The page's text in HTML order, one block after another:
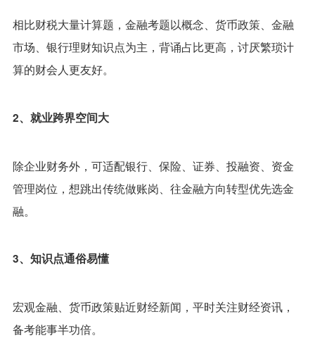
相比财税大量计算题，金融考题以概念、货币政策、金融
市场、银行理财知识点为主，背诵占比更高，讨厌繁琐计
算的财会人更友好。
2、就业跨界空间大
除企业财务外，可适配银行、保险、证券、投融资、资金
管理岗位，想跳出传统做账岗、往金融方向转型优先选金
融。
3、知识点通俗易懂
宏观金融、货币政策贴近财经新闻，平时关注财经资讯，
备考能事半功倍。